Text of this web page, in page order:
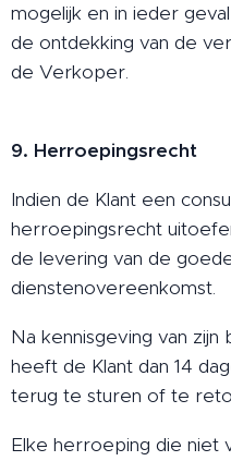
mogelijk en in ieder
de ontdekking van de
de Verkoper.
9. Herroepingsrecht
Indien de Klant een
herroepingsrecht
de levering van de
dienstenovereenkomst.
Na kennisgeving van
heeft de Klant dan 14
terug te sturen of te
Elke herroeping die niet